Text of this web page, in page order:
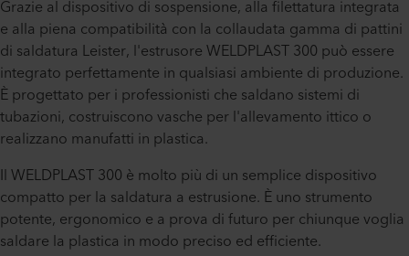
Grazie al dispositivo di sospensione, alla filettatura integrata
e alla piena compatibilità con la collaudata gamma di pattini
di saldatura Leister, l'estrusore WELDPLAST 300 può essere
integrato perfettamente in qualsiasi ambiente di produzione.
È progettato per i professionisti che saldano sistemi di
tubazioni, costruiscono vasche per l'allevamento ittico o
realizzano manufatti in plastica.
Il WELDPLAST 300 è molto più di un semplice dispositivo
compatto per la saldatura a estrusione. È uno strumento
potente, ergonomico e a prova di futuro per chiunque voglia
saldare la plastica in modo preciso ed efficiente.